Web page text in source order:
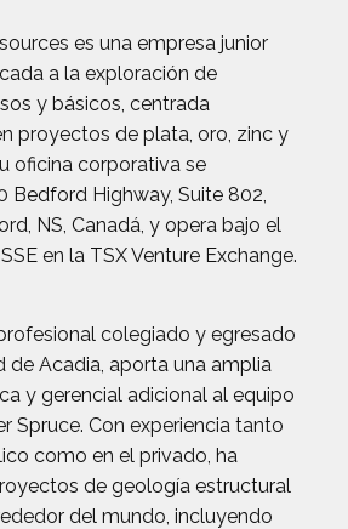
es una empresa junior
a la exploración de
y básicos, centrada
proyectos de plata, oro, zinc y
oficina corporativa se
Bedford Highway, Suite 802,
NS, Canadá, y opera bajo el
en la TSX Venture Exchange.
colegiado y egresado
de Acadia, aporta una amplia
y gerencial adicional al equipo
Spruce. Con experiencia tanto
como en el privado, ha
de geología estructural
del mundo, incluyendo